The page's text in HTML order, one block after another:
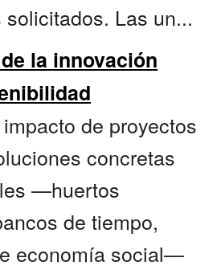
Las un...
la innovación
de proyectos
concretas
—huertos
de tiempo,
economía social—